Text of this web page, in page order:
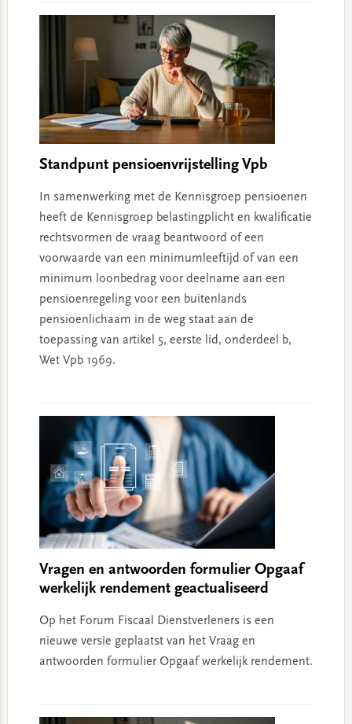
Standpunt pensioenvrijstelling Vpb
In samenwerking met de Kennisgroep pensioenen
heeft de Kennisgroep belastingplicht en kwalificatie
rechtsvormen de vraag beantwoord of een
voorwaarde van een minimumleeftijd of van een
minimum loonbedrag voor deelname aan een
pensioenregeling voor een buitenlands
pensioenlichaam in de weg staat aan de
toepassing van artikel 5, eerste lid, onderdeel b,
Wet Vpb 1969.
Vragen en antwoorden formulier Opgaaf
werkelijk rendement geactualiseerd
Op het Forum Fiscaal Dienstverleners is een
nieuwe versie geplaatst van het Vraag en
antwoorden formulier Opgaaf werkelijk rendement.